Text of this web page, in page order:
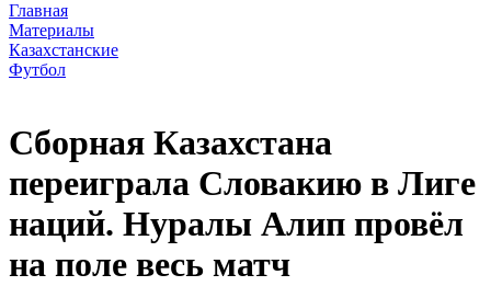
Главная
Материалы
Казахстанские
Футбол
Сборная Казахстана
переиграла Словакию в Лиге
наций. Нуралы Алип провёл
на поле весь матч